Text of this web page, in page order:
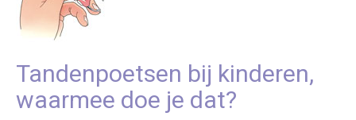
Tandenpoetsen bij kinderen,
waarmee doe je dat?